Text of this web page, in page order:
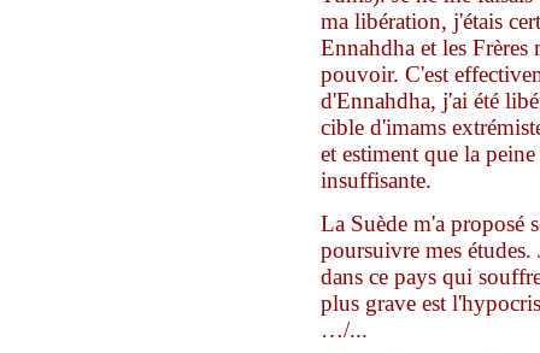
ma libération, j'étais
Ennahdha et les Frères
pouvoir. C'est
d'Ennahdha, j'ai été
cible d'imams
et estiment que la
insuffisante.
La Suède m'a proposé
poursuivre mes
dans ce pays qui
plus grave est
…/...